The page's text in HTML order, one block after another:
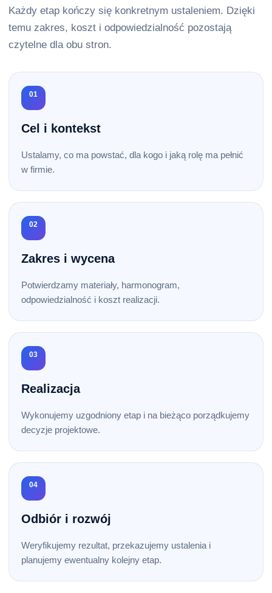
Każdy etap kończy się konkretnym ustaleniem. Dzięki
temu zakres, koszt i odpowiedzialność pozostają
czytelne dla obu stron.
01
Cel i kontekst
Ustalamy, co ma powstać, dla kogo i jaką rolę ma pełnić
w firmie.
02
Zakres i wycena
Potwierdzamy materiały, harmonogram,
odpowiedzialność i koszt realizacji.
03
Realizacja
Wykonujemy uzgodniony etap i na bieżąco porządkujemy
decyzje projektowe.
04
Odbiór i rozwój
Weryfikujemy rezultat, przekazujemy ustalenia i
planujemy ewentualny kolejny etap.